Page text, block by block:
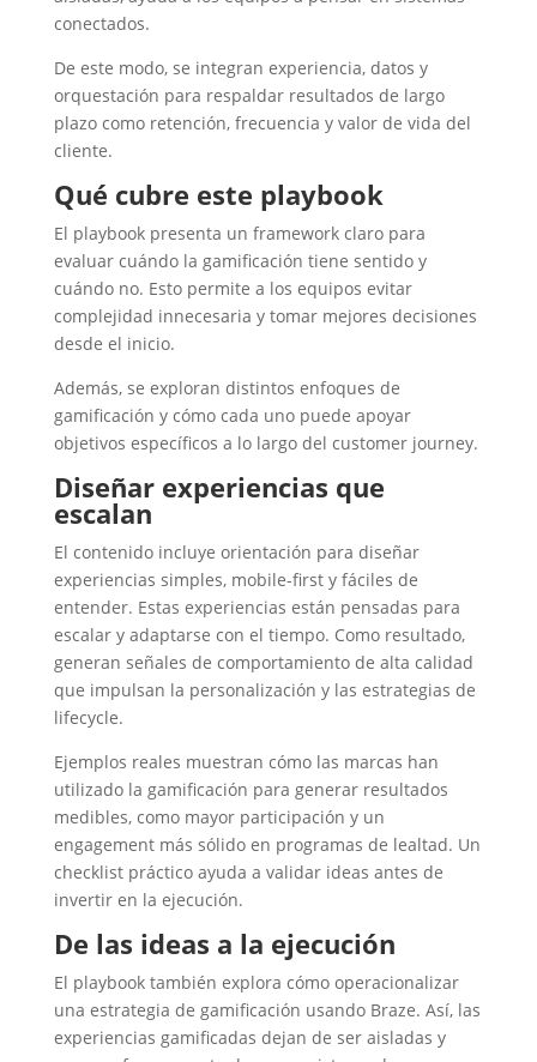
conectados.
De este modo, se integran experiencia, datos y
orquestación para respaldar resultados de largo
plazo como retención, frecuencia y valor de vida del
cliente.
Qué cubre este playbook
El playbook presenta un framework claro para
evaluar cuándo la gamificación tiene sentido y
cuándo no. Esto permite a los equipos evitar
complejidad innecesaria y tomar mejores decisiones
desde el inicio.
Además, se exploran distintos enfoques de
gamificación y cómo cada uno puede apoyar
objetivos específicos a lo largo del customer journey.
Diseñar experiencias que
escalan
El contenido incluye orientación para diseñar
experiencias simples, mobile-first y fáciles de
entender. Estas experiencias están pensadas para
escalar y adaptarse con el tiempo. Como resultado,
generan señales de comportamiento de alta calidad
que impulsan la personalización y las estrategias de
lifecycle.
Ejemplos reales muestran cómo las marcas han
utilizado la gamificación para generar resultados
medibles, como mayor participación y un
engagement más sólido en programas de lealtad. Un
checklist práctico ayuda a validar ideas antes de
invertir en la ejecución.
De las ideas a la ejecución
El playbook también explora cómo operacionalizar
una estrategia de gamificación usando Braze. Así, las
experiencias gamificadas dejan de ser aisladas y